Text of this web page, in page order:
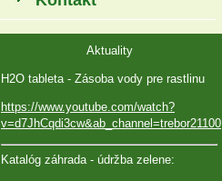
Aktuality
H2O tableta - Zásoba vody pre rastlinu
https://www.youtube.com/watch?
v=d7JhCqdi3cw&ab_channel=trebor21100
Katalóg záhrada - údržba zelene: